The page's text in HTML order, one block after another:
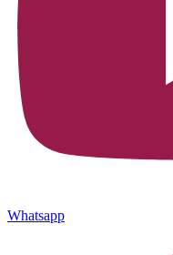
Whatsapp